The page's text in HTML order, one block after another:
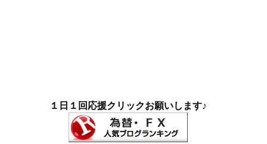
１日１回応援クリックお願いします♪